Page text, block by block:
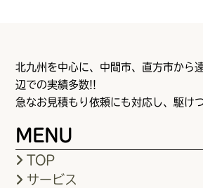
北九州を中心に、中間市、直方市から
辺での実績多数!!
急なお見積もり依頼にも対応し、駆け
MENU
TOP
サービス